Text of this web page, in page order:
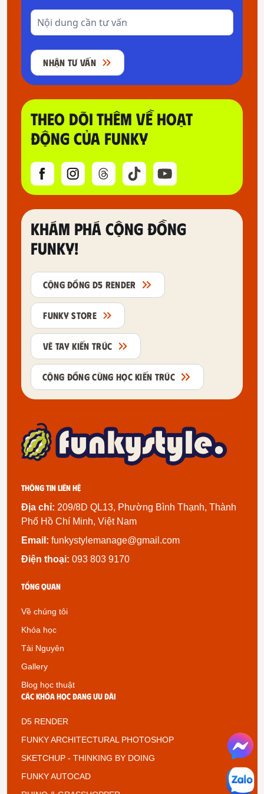
NHẬN TƯ VẤN
THEO DÕI THÊM VỀ HOẠT
ĐỘNG CỦA FUNKY
KHÁM PHÁ CỘNG ĐỒNG
FUNKY!
CỘNG ĐỒNG D5 RENDER
FUNKY STORE
VẼ TAY KIẾN TRÚC
CỘNG ĐỒNG CÙNG HỌC KIẾN TRÚC
Thông tin liên hệ
Địa chỉ: 209/8D QL13, Phường Bình Thạnh, Thành
Phố Hồ Chí Minh, Việt Nam
Email: funkystylemanage@gmail.com
Điện thoại: 093 803 9170
Tổng quan
Về chúng tôi
Khóa học
Tài Nguyên
Gallery
Blog học thuật
Các khóa học đang ưu đãi
D5 RENDER
FUNKY ARCHITECTURAL PHOTOSHOP
SKETCHUP - THINKING BY DOING
FUNKY AUTOCAD